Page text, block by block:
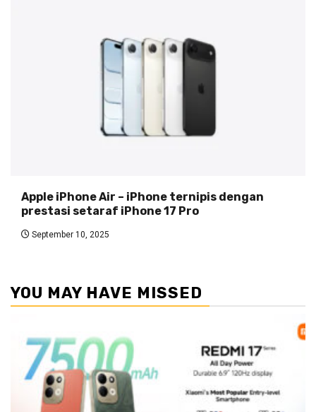
Apple iPhone Air – iPhone ternipis dengan
prestasi setaraf iPhone 17 Pro
September 10, 2025
YOU MAY HAVE MISSED